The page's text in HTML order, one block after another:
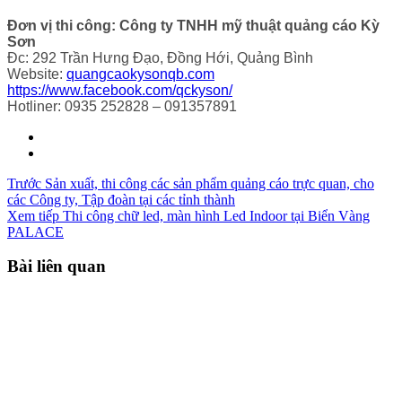
Đơn vị thi công: Công ty TNHH mỹ thuật quảng cáo Kỳ
Sơn
Đc: 292 Trần Hưng Đạo, Đồng Hới, Quảng Bình
Website: quangcaokysonqb.com
https://www.facebook.com/qckyson/
Hotliner: 0935 252828 – 091357891
Trước Sản xuất, thi công các sản phẩm quảng cáo trực quan, cho
các Công ty, Tập đoàn tại các tỉnh thành
Xem tiếp Thi công chữ led, màn hình Led Indoor tại Biển Vàng
PALACE
Bài liên quan